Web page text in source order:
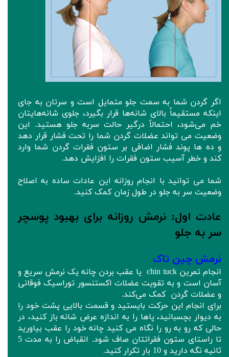
اگر گردن شما به سمت جلو متمایل است و سرتان به جای
اینکه مستقیماً بالای شانه‌ها قرار بگیرد، جلوی شانه‌هایتان
خم می‌شود، احتمالاً درگیر حالت سربه جلو هستید. این
وضعیت می تواند عضلات گردن شما را تحت فشار قرار دهد
و ده ها پوند فشار اضافی بر ستون فقرات گردن شما وارد
کند و خطر آسیب ستون فقرات را افزایش دهد.
شما می توانید با انجام روزانه این عادات ساده به اصلاح
وضعیت سر به جلو در طول زمان کمک کنید.
عادت اول: نرمش روزانه برای بهبود پوسچر
سر به جلو
نرمش چین تاک
انجام تمرین chin tuck یا عقب بردن چانه یک نرمش سریع و
آسان است و به تقویت عضلات اکستنسور توراسیک فوقانی
و عضلات گردن کمک می‌کند.
برای انجام این حرکت بایستید و قسمت بالایی پشت خود را
به دیوار بچسبانید، پاها را به اندازه عرض شانه باز کنید، در
حالی که رو به رو را نگاه می کنید چانه خود را عقب بیاورید
تا راستای ستون فقراتتان صاف شود. انقباض را به مدت 5
ثانیه نگه دارید و 10 بار تکرار کنید.